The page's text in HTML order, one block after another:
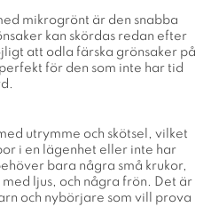
mikrogrönt är den snabba
kan skördas redan efter
att odla färska grönsaker på
för den som inte har tid
utrymme och skötsel, vilket
i en lägenhet eller inte har
bara några små krukor,
ljus, och några frön. Det är
och nybörjare som vill prova